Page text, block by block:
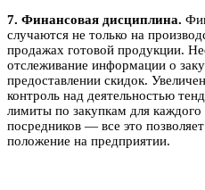
7. Финансовая дисциплина.
случаются не только на
продажах готовой продукции.
отслеживание информации о
предоставлении скидок.
контроль над деятельностью
лимиты по закупкам для
посредников — все это
положение на предприятии.